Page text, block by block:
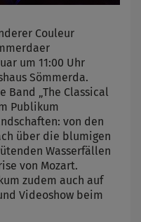
Couleur
um 11:00 Uhr
Sömmerda.
Band „The Classical
Publikum
von den
über die blumigen
Wasserfällen
von Mozart.
zudem auch auf
Videoshow beim